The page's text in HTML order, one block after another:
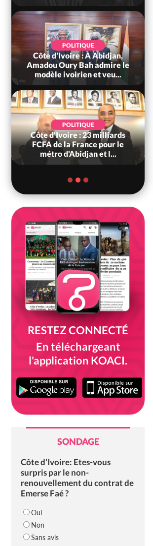
POLITIQUE
Côte d'Ivoire : À Abidjan,
Amadou Oury Bah admire le
modèle ivoirien et veu...
POLITIQUE
Côte d'Ivoire : 23 milliards
FCFA de la France pour le
métro d'Abidjan et l...
RESTEZ CONNECTÉ
En téléchargeant
l'application KOACI.
SONDAGE
Côte d'Ivoire: Etes-vous
surpris par le non-
renouvellement du contrat de
Emerse Faé ?
Oui
Non
Sans avis